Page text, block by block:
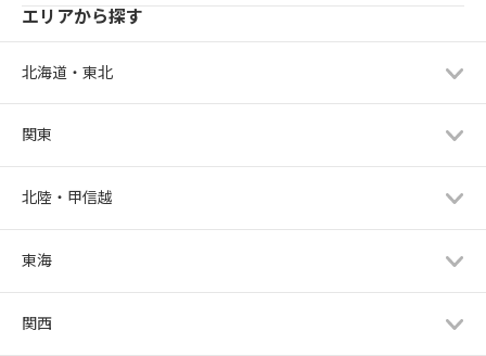
エリアから探す
北海道・東北
関東
北陸・甲信越
東海
関西